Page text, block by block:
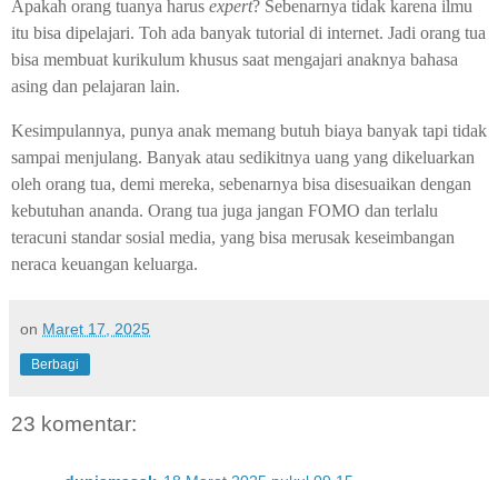
Apakah orang tuanya harus expert? Sebenarnya tidak karena ilmu
itu bisa dipelajari. Toh ada banyak tutorial di internet. Jadi orang tua
bisa membuat kurikulum khusus saat mengajari anaknya bahasa
asing dan pelajaran lain.
Kesimpulannya, punya anak memang butuh biaya banyak tapi tidak
sampai menjulang. Banyak atau sedikitnya uang yang dikeluarkan
oleh orang tua, demi mereka, sebenarnya bisa disesuaikan dengan
kebutuhan ananda. Orang tua juga jangan FOMO dan terlalu
teracuni standar sosial media, yang bisa merusak keseimbangan
neraca keuangan keluarga.
on Maret 17, 2025
Berbagi
23 komentar: